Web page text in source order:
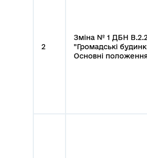
2
Зміна № 1 ДБН
"Громадські
Основні